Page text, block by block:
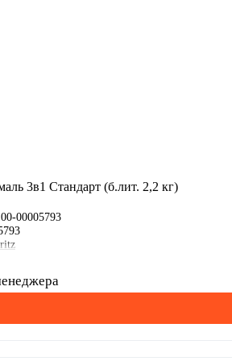
3в1 Стандарт (б.лит. 2,2 кг)
00-00005793